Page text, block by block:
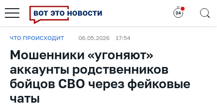
ЧТО ПРОИСХОДИТ 06.05.2026 17:54
Мошенники «угоняют»
аккаунты родственников
бойцов СВО через фейковые
чаты